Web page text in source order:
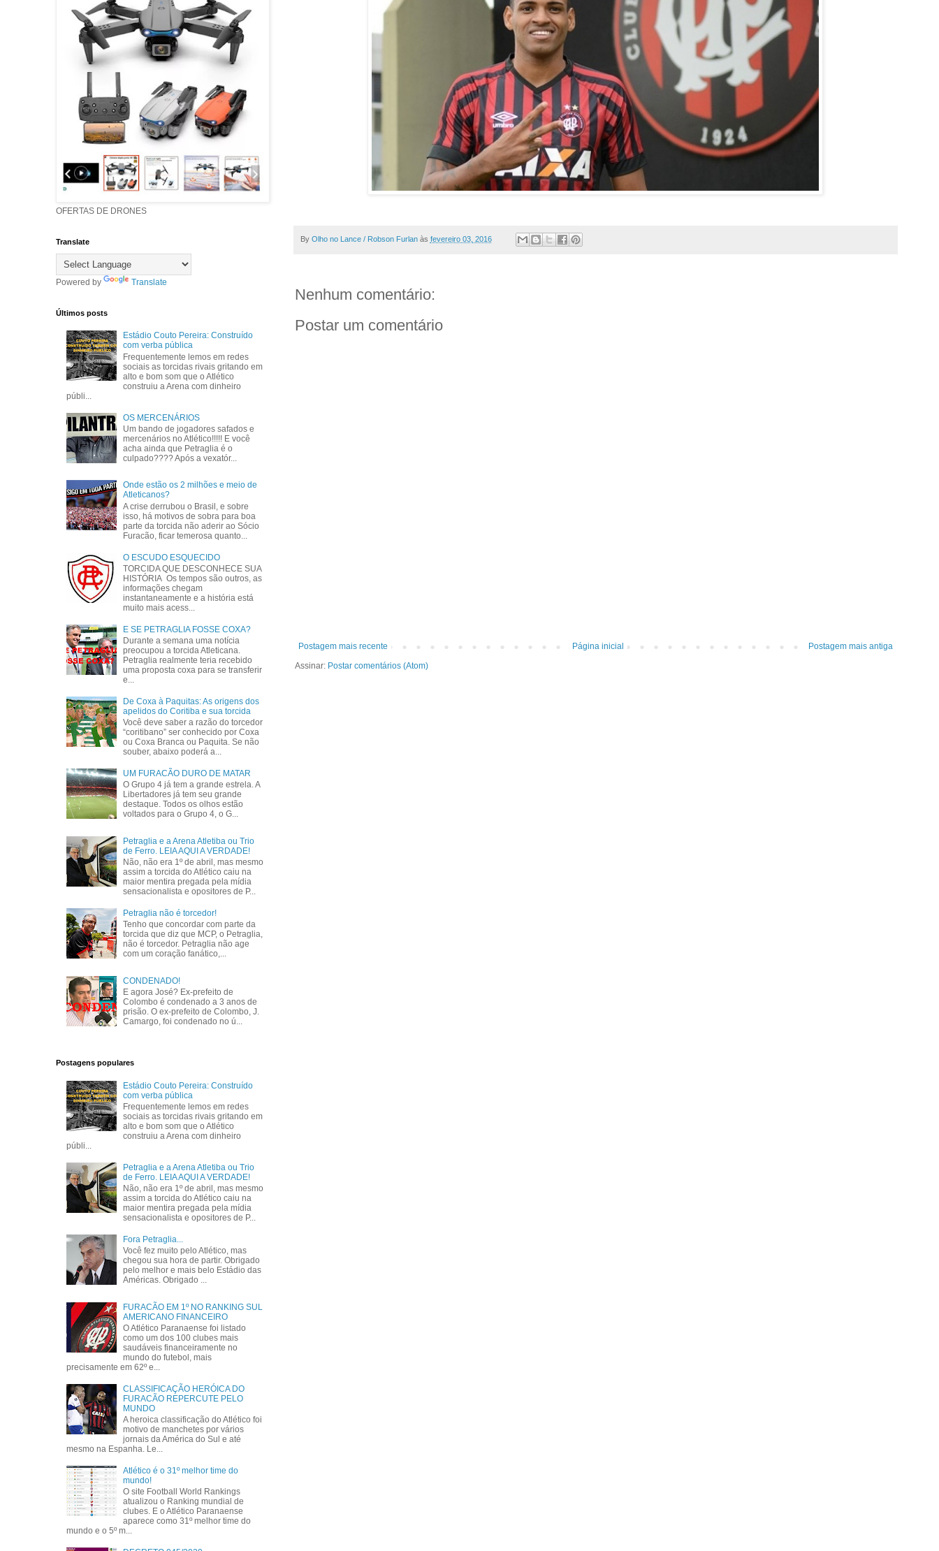
By Olho no Lance / Robson Furlan às fevereiro 03, 2016
Nenhum comentário:
Postar um comentário
Postagem mais recente Postagem mais antiga
Página inicial
Assinar: Postar comentários (Atom)
OFERTAS DE DRONES
Translate
Powered by Translate
Últimos posts
Estádio Couto Pereira: Construído
com verba pública
Frequentemente lemos em redes
sociais as torcidas rivais gritando em
alto e bom som que o Atlético
construiu a Arena com dinheiro
públi...
OS MERCENÁRIOS
Um bando de jogadores safados e
mercenários no Atlético!!!!! E você
acha ainda que Petraglia é o
culpado???? Após a vexatór...
Onde estão os 2 milhões e meio de
Atleticanos?
A crise derrubou o Brasil, e sobre
isso, há motivos de sobra para boa
parte da torcida não aderir ao Sócio
Furacão, ficar temerosa quanto...
O ESCUDO ESQUECIDO
TORCIDA QUE DESCONHECE SUA
HISTÓRIA Os tempos são outros, as
informações chegam
instantaneamente e a história está
muito mais acess...
E SE PETRAGLIA FOSSE COXA?
Durante a semana uma notícia
preocupou a torcida Atleticana.
Petraglia realmente teria recebido
uma proposta coxa para se transferir
e...
De Coxa à Paquitas: As origens dos
apelidos do Coritiba e sua torcida
Você deve saber a razão do torcedor
“coritibano” ser conhecido por Coxa
ou Coxa Branca ou Paquita. Se não
souber, abaixo poderá a...
UM FURACÃO DURO DE MATAR
O Grupo 4 já tem a grande estrela. A
Libertadores já tem seu grande
destaque. Todos os olhos estão
voltados para o Grupo 4, o G...
Petraglia e a Arena Atletiba ou Trio
de Ferro. LEIA AQUI A VERDADE!
Não, não era 1º de abril, mas mesmo
assim a torcida do Atlético caiu na
maior mentira pregada pela mídia
sensacionalista e opositores de P...
Petraglia não é torcedor!
Tenho que concordar com parte da
torcida que diz que MCP, o Petraglia,
não é torcedor. Petraglia não age
com um coração fanático,...
CONDENADO!
E agora José? Ex-prefeito de
Colombo é condenado a 3 anos de
prisão. O ex-prefeito de Colombo, J.
Camargo, foi condenado no ú...
Postagens populares
Estádio Couto Pereira: Construído
com verba pública
Frequentemente lemos em redes
sociais as torcidas rivais gritando em
alto e bom som que o Atlético
construiu a Arena com dinheiro
públi...
Petraglia e a Arena Atletiba ou Trio
de Ferro. LEIA AQUI A VERDADE!
Não, não era 1º de abril, mas mesmo
assim a torcida do Atlético caiu na
maior mentira pregada pela mídia
sensacionalista e opositores de P...
Fora Petraglia...
Você fez muito pelo Atlético, mas
chegou sua hora de partir. Obrigado
pelo melhor e mais belo Estádio das
Américas. Obrigado ...
FURACÃO EM 1º NO RANKING SUL
AMERICANO FINANCEIRO
O Atlético Paranaense foi listado
como um dos 100 clubes mais
saudáveis financeiramente no
mundo do futebol, mais
precisamente em 62º e...
CLASSIFICAÇÃO HERÓICA DO
FURACÃO REPERCUTE PELO
MUNDO
A heroica classificação do Atlético foi
motivo de manchetes por vários
jornais da América do Sul e até
mesmo na Espanha. Le...
Atlético é o 31º melhor time do
mundo!
O site Football World Rankings
atualizou o Ranking mundial de
clubes. E o Atlético Paranaense
aparece como 31º melhor time do
mundo e o 5º m...